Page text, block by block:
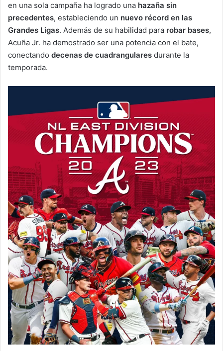
en una sola campaña ha logrado una hazaña sin
precedentes, estableciendo un nuevo récord en las
Grandes Ligas. Además de su habilidad para robar bases,
Acuña Jr. ha demostrado ser una potencia con el bate,
conectando decenas de cuadrangulares durante la
temporada.